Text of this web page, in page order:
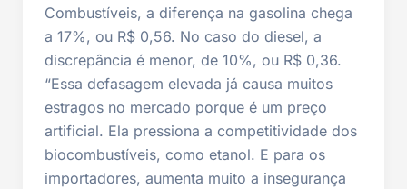
Combustíveis, a diferença na gasolina chega
a 17%, ou R$ 0,56. No caso do diesel, a
discrepância é menor, de 10%, ou R$ 0,36.
“Essa defasagem elevada já causa muitos
estragos no mercado porque é um preço
artificial. Ela pressiona a competitividade dos
biocombustíveis, como etanol. E para os
importadores, aumenta muito a insegurança